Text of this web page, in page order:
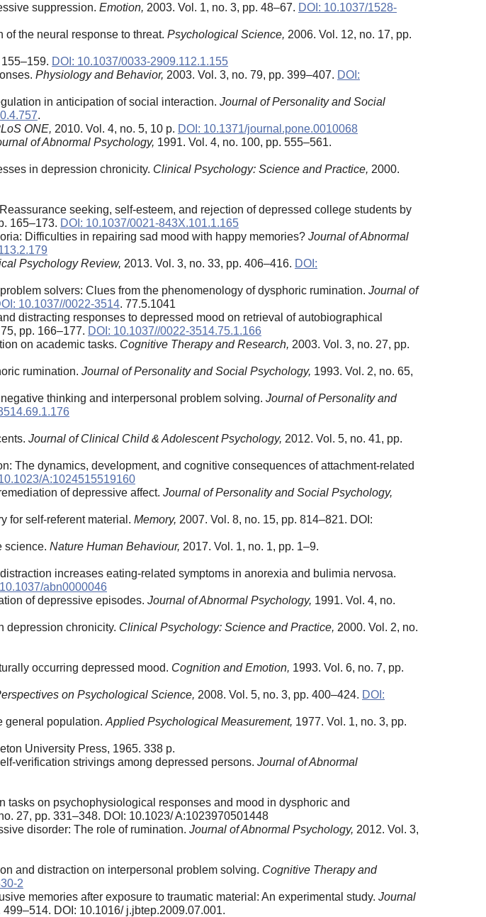
suppression. Emotion, 2003. Vol. 1, no. 3, pp. 48–67. DOI: 10.1037/1528-
the neural response to threat. Psychological Science, 2006. Vol. 12, no. 17, pp.
DOI: 10.1037/0033-2909.112.1.155
Physiology and Behavior, 2003. Vol. 3, no. 79, pp. 399–407. DOI:
in anticipation of social interaction. Journal of Personality and Social
.
ONE, 2010. Vol. 4, no. 5, 10 p. DOI: 10.1371/journal.pone.0010068
of Abnormal Psychology, 1991. Vol. 4, no. 100, pp. 555–561.
in depression chronicity. Clinical Psychology: Science and Practice, 2000.
seeking, self-esteem, and rejection of depressed college students by
165–173. DOI: 10.1037/0021-843X.101.1.165
Difficulties in repairing sad mood with happy memories? Journal of Abnormal
Psychology Review, 2013. Vol. 3, no. 33, pp. 406–416. DOI:
solvers: Clues from the phenomenology of dysphoric rumination. Journal of
10.1037//0022-3514. 77.5.1041
distracting responses to depressed mood on retrieval of autobiographical
pp. 166–177. DOI: 10.1037//0022-3514.75.1.166
on academic tasks. Cognitive Therapy and Research, 2003. Vol. 3, no. 27, pp.
rumination. Journal of Personality and Social Psychology, 1993. Vol. 2, no. 65,
thinking and interpersonal problem solving. Journal of Personality and
Journal of Clinical Child & Adolescent Psychology, 2012. Vol. 5, no. 41, pp.
The dynamics, development, and cognitive consequences of attachment-related
A:1024515519160
of depressive affect. Journal of Personality and Social Psychology,
for self-referent material. Memory, 2007. Vol. 8, no. 15, pp. 814–821. DOI:
science. Nature Human Behaviour, 2017. Vol. 1, no. 1, pp. 1–9.
increases eating-related symptoms in anorexia and bulimia nervosa.
abn0000046
of depressive episodes. Journal of Abnormal Psychology, 1991. Vol. 4, no.
depression chronicity. Clinical Psychology: Science and Practice, 2000. Vol. 2, no.
occurring depressed mood. Cognition and Emotion, 1993. Vol. 6, no. 7, pp.
on Psychological Science, 2008. Vol. 5, no. 3, pp. 400–424. DOI:
general population. Applied Psychological Measurement, 1977. Vol. 1, no. 3, pp.
University Press, 1965. 338 p.
verification strivings among depressed persons. Journal of Abnormal
on psychophysiological responses and mood in dysphoric and
27, pp. 331–348. DOI: 10.1023/ A:1023970501448
disorder: The role of rumination. Journal of Abnormal Psychology, 2012. Vol. 3,
and distraction on interpersonal problem solving. Cognitive Therapy and
2
memories after exposure to traumatic material: An experimental study. Journal
499–514. DOI: 10.1016/ j.jbtep.2009.07.001.